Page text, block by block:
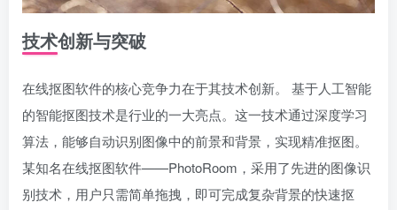
技术创新与突破
在线抠图软件的核心竞争力在于其技术创新。 基于人工智能
的智能抠图技术是行业的一大亮点。这一技术通过深度学习
算法，能够自动识别图像中的前景和背景，实现精准抠图。
某知名在线抠图软件——PhotoRoom，采用了先进的图像识
别技术，用户只需简单拖拽，即可完成复杂背景的快速抠